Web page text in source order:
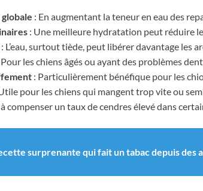
: En augmentant la teneur en eau des
: Une meilleure hydratation peut réduire
: L’eau, surtout tiède, peut libérer davantage les
Pour les chiens âgés ou ayant des problèmes
: Particulièrement bénéfique pour les
pour les chiens qui mangent trop vite ou
compenser un taux de cendres élevé dans
surprenante qui fait un tabac depuis des